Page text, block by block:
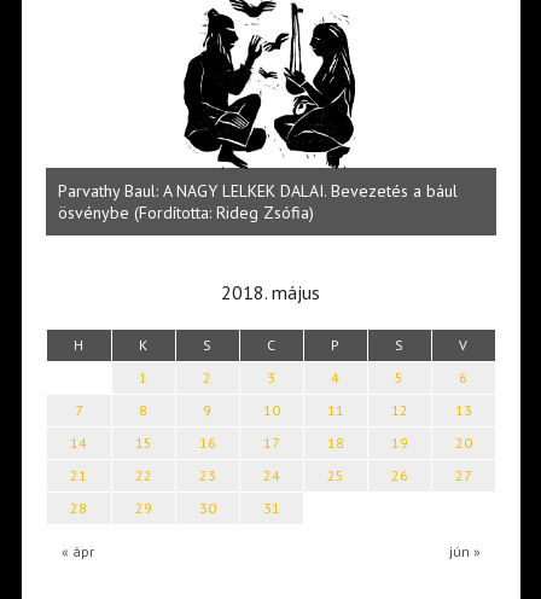
Halmai Tamás: Megválaszolt érintés. Leveles Ibolya költői
világa
2018. május
H K S C P S V
« ápr jún »
1 2 3 4 5
6
7
8 9 10 11 12
13
14
15 16 17 18 19
20
21
22 23 24 25 26
27
28
29 30 31